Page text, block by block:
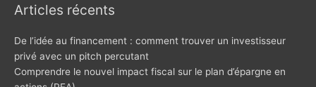
Articles récents
De l’idée au financement : comment trouver un investisseur
privé avec un pitch percutant
Comprendre le nouvel impact fiscal sur le plan d’épargne en